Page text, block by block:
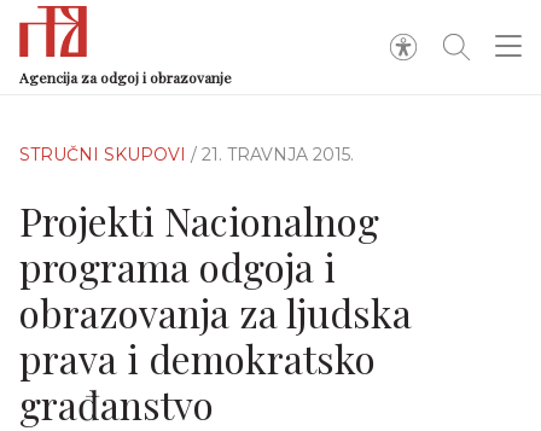
Agencija za odgoj i obrazovanje
STRUČNI SKUPOVI / 21. TRAVNJA 2015.
Projekti Nacionalnog
programa odgoja i
obrazovanja za ljudska
prava i demokratsko
građanstvo